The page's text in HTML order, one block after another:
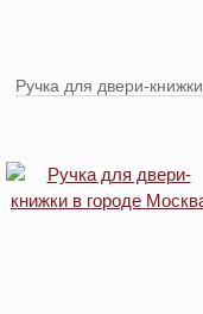
Ручка для двери-книжки